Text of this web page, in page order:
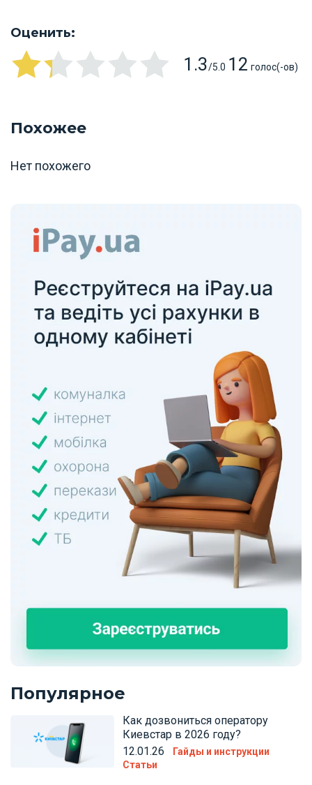
Оценить:
1.3/5.0 12 голос(-ов)
Похожее
Нет похожего
Популярное
Как дозвониться оператору
Киевстар в 2026 году?
12.01.26
Гайды и инструкции
Статьи